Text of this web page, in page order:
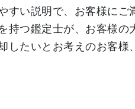
すい説明で、お客様にご
持つ鑑定士が、お客様の
したいとお考えのお客様